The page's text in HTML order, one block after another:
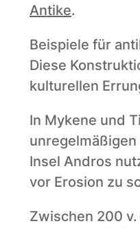
Antike.
Beispiele für
Diese
kulturellen
In Mykene und
Insel Andros
vor Erosion zu
Zwischen 200 v.